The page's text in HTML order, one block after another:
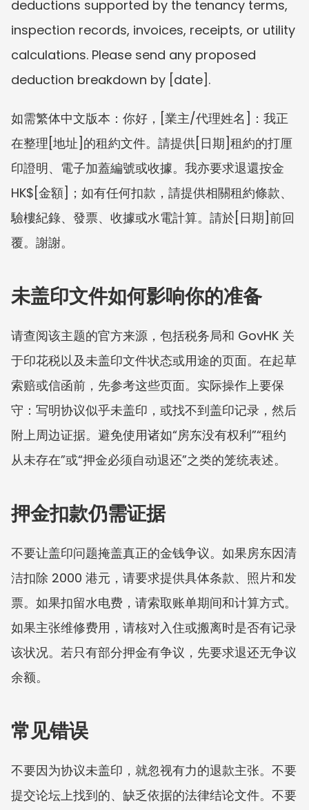
deductions supported by the tenancy terms,
inspection records, invoices, receipts, or utility
calculations. Please send any proposed
deduction breakdown by [date].
如需繁体中文版本：你好，[業主/代理姓名]：我正
在整理[地址]的租約文件。請提供[日期]租約的打厘
印證明、電子加蓋編號或收據。我亦要求退還按金
HK$[金額]；如有任何扣款，請提供相關租約條款、
驗樓紀錄、發票、收據或水電計算。請於[日期]前回
覆。謝謝。
未盖印文件如何影响你的准备
请查阅该主题的官方来源，包括税务局和 GovHK 关
于印花税以及未盖印文件状态或用途的页面。在起草
索赔或信函前，先参考这些页面。实际操作上要保
守：写明协议似乎未盖印，或找不到盖印记录，然后
附上周边证据。避免使用诸如“房东没有权利”“租约
从未存在”或“押金必须自动退还”之类的笼统表述。
押金扣款仍需证据
不要让盖印问题掩盖真正的金钱争议。如果房东因清
洁扣除 2000 港元，请要求提供具体条款、照片和发
票。如果扣留水电费，请索取账单期间和计算方式。
如果主张维修费用，请核对入住或搬离时是否有记录
该状况。若只有部分押金有争议，先要求退还无争议
余额。
常见错误
不要因为协议未盖印，就忽视有力的退款主张。不要
提交论坛上找到的、缺乏依据的法律结论文件。不要